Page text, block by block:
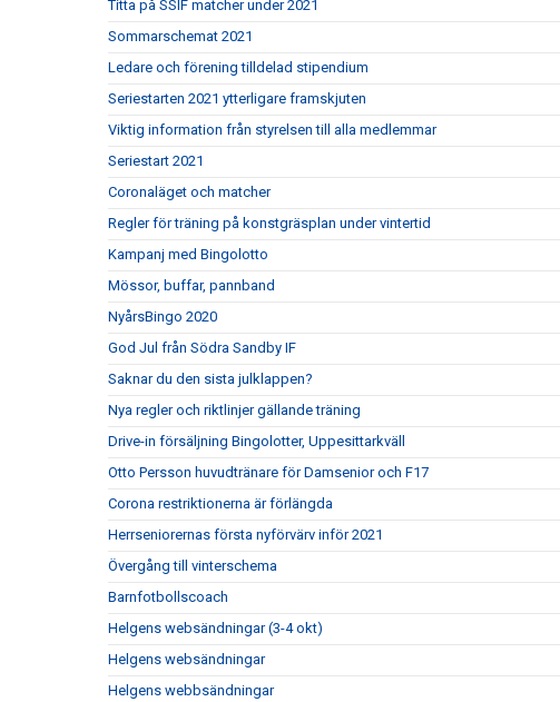
Titta på SSIF matcher under 2021
Sommarschemat 2021
Ledare och förening tilldelad stipendium
Seriestarten 2021 ytterligare framskjuten
Viktig information från styrelsen till alla medlemmar
Seriestart 2021
Coronaläget och matcher
Regler för träning på konstgräsplan under vintertid
Kampanj med Bingolotto
Mössor, buffar, pannband
NyårsBingo 2020
God Jul från Södra Sandby IF
Saknar du den sista julklappen?
Nya regler och riktlinjer gällande träning
Drive-in försäljning Bingolotter, Uppesittarkväll
Otto Persson huvudtränare för Damsenior och F17
Corona restriktionerna är förlängda
Herrseniorernas första nyförvärv inför 2021
Övergång till vinterschema
Barnfotbollscoach
Helgens websändningar (3-4 okt)
Helgens websändningar
Helgens webbsändningar